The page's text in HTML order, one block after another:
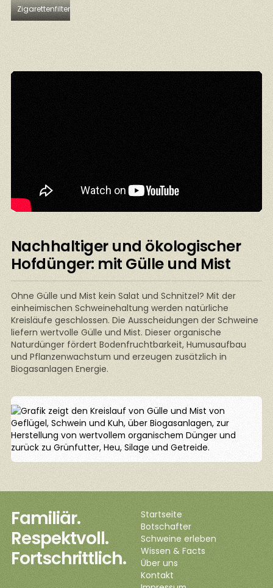
Zigarettenfilter
Nachhaltiger und ökologischer
Hofdünger: mit Gülle und Mist
Ohne Gülle und Mist kein Salat und Schnitzel? Mit der
einheimischen Schweinehaltung werden natürliche
Kreisläufe geschlossen. Die Ausscheidungen der Schweine
liefern wertvolle Gülle und Mist. Dieser organische
Naturdünger fördert Bodenfruchtbarkeit, Humusaufbau
und Pflanzenwachstum und erzeugen zusätzlich in
Biogasanlagen Energie.
Familiär.
Respektvoll.
Fortschrittlich.
Startseite
Botschafter
Schweine erleben
Wissen & Facts
Über uns
Kontakt